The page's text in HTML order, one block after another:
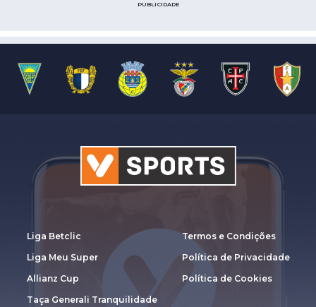
PUBLICIDADE
Liga Betclic
Liga Meu Super
Allianz Cup
Taça Generali Tranquilidade
Termos e Condições
Política de Privacidade
Política de Cookies